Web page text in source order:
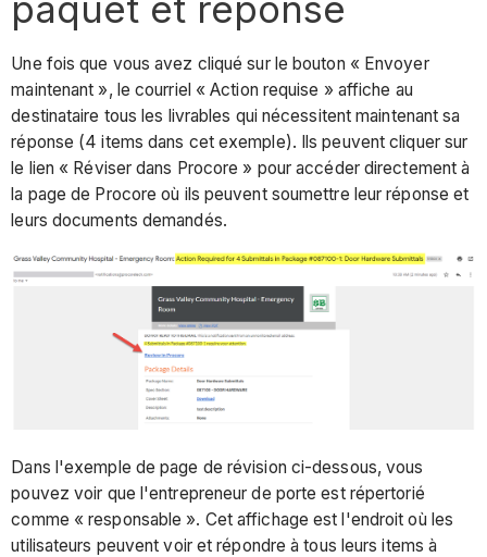
Une fois que vous avez cliqué sur le bouton « Envoyer
maintenant », le courriel « Action requise » affiche au
destinataire tous les livrables qui nécessitent maintenant sa
réponse (4 items dans cet exemple). Ils peuvent cliquer sur
le lien « Réviser dans Procore » pour accéder directement à
la page de Procore où ils peuvent soumettre leur réponse et
leurs documents demandés.
Dans l'exemple de page de révision ci-dessous, vous
pouvez voir que l'entrepreneur de porte est répertorié
comme « responsable ». Cet affichage est l'endroit où les
utilisateurs peuvent voir et répondre à tous leurs items à